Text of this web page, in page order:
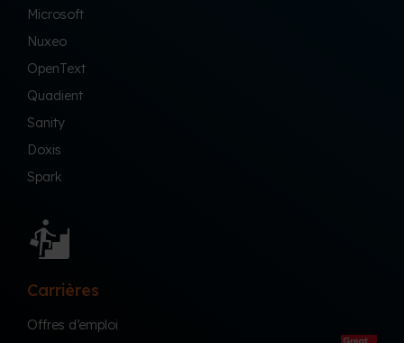
Microsoft
Nuxeo
OpenText
Quadient
Sanity
Doxis
Spark
Carrières
Offres d’emploi